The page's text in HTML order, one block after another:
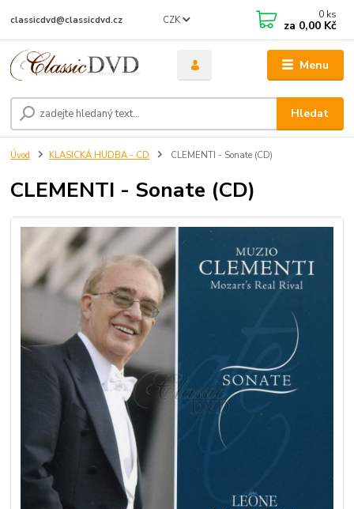
Menu
CZK
Hledat
classicdvd@classicdvd.cz 0 ks
za 0,00 Kč
Úvod KLASICKÁ HUDBA - CD CLEMENTI - Sonate (CD)
CLEMENTI - Sonate (CD)